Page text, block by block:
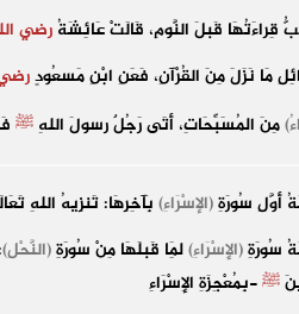
قِراءَتُهَا قَبلَ النَّومِ، قَالَتْ عَائِشَةُ رضي
مَا نَزَلَ مِنَ القُرْآنِ، فَعَنِ ابْنِ مَسعُودٍ
مِنَ المُسَبِّحَاتِ، أَتَى رَجُلٌ رسولَ اللهِﷺ
أَوَّلِ سُورَةِ(الإسْرَاءِ) بِآخِرِهَا: تَنزِيهُ اللهِ
سُورَةِ(الإِسْرَاءِ)لِمَا قَبلَهَا مِنْ سُورَةِ(النَّحْلِ)
ﷺ-بِمُعْجِزَةِ الإِسْرَاءِ